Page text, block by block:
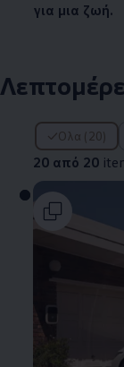
για μια ζωή.
Όλα (20)
20 από 20
20 από 20